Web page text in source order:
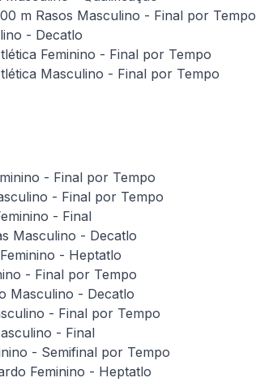
m Rasos Masculino - Final por Tempo
- Decatlo
Feminino - Final por Tempo
Masculino - Final por Tempo
- Final por Tempo
- Final por Tempo
- Final
Masculino - Decatlo
- Heptatlo
- Final por Tempo
Masculino - Decatlo
- Final por Tempo
- Final
- Semifinal por Tempo
Feminino - Heptatlo